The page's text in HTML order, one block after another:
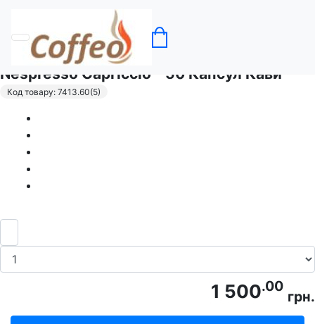
Кава в капсулах Nespresso
Nespresso Capriccio - 50 Капсул Кави
Код товару: 7413.60(5)
1 500.00
грн.